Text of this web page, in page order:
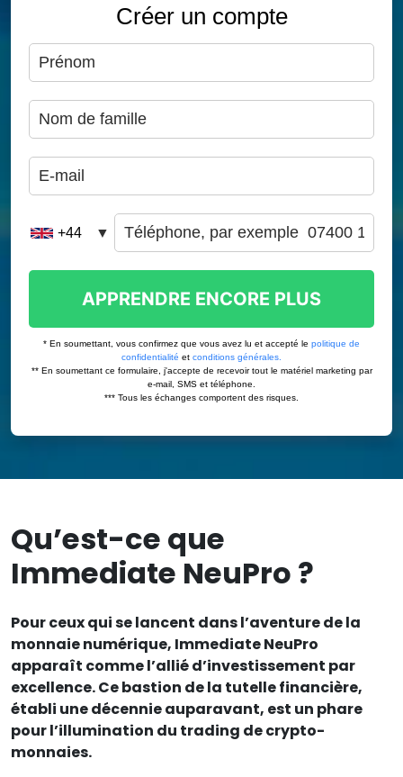
Qu’est-ce que
Immediate NeuPro ?
Pour ceux qui se lancent dans l’aventure de la
monnaie numérique, Immediate NeuPro
apparaît comme l’allié d’investissement par
excellence. Ce bastion de la tutelle financière,
établi une décennie auparavant, est un phare
pour l’illumination du trading de crypto-
monnaies.